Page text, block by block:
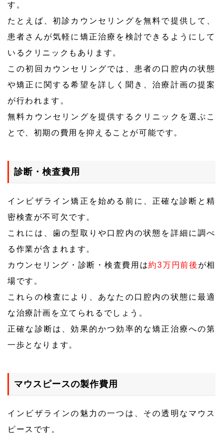
す。
たとえば、初診カウンセリングを無料で提供して、
患者さんが気軽に矯正治療を検討できるようにして
いるクリニックもあります。
この初回カウンセリングでは、患者の口腔内の状態
や矯正に関する希望を詳しく聞き、治療計画の提案
が行われます。
無料カウンセリングを提供するクリニックを選ぶこ
とで、初期の費用を抑えることが可能です。
診断・検査費用
インビザライン矯正を始める前に、正確な診断と精
密検査が不可欠です。
これには、歯の型取りや口腔内の状態を詳細に調べ
る作業が含まれます。
カウンセリング・診断・検査費用は約3万円前後 が相
場です。
これらの検査により、あなたの口腔内の状態に最適
な治療計画を立てられるでしょう。
正確な診断は、効果的かつ効率的な矯正治療への第
一歩となります。
マウスピースの製作費用
インビザラインの魅力の一つは、その透明なマウス
ピースです。